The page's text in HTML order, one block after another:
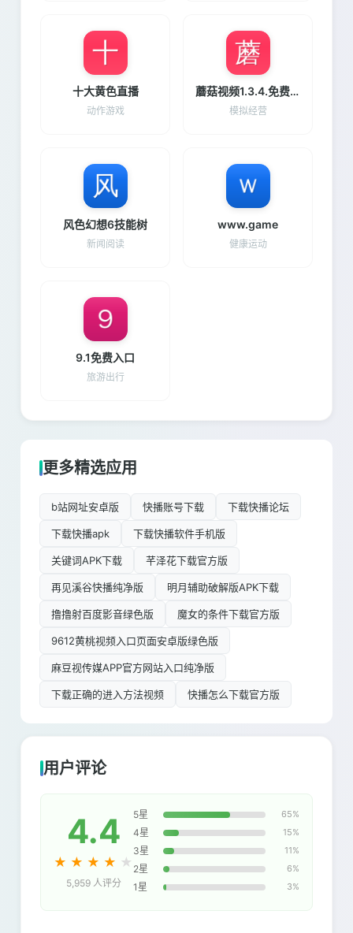
十大黄色直播
动作游戏
蘑菇视频1.3.4.免费版
模拟经营
风色幻想6技能树
新闻阅读
www.game
健康运动
9.1免费入口
旅游出行
更多精选应用
b站网址安卓版 快播账号下载 下载快播论坛
下载快播apk 下载快播软件手机版
关键词APK下载 芊泽花下载官方版
再见溪谷快播纯净版 明月辅助破解版APK下载
撸撸射百度影音绿色版 魔女的条件下载官方版
9612黄桃视频入口页面安卓版绿色版
麻豆视传媒APP官方网站入口纯净版
下载正确的进入方法视频 快播怎么下载官方版
用户评论
4.4
★ ★ ★ ★ ★
5,959 人评分
5星 65%
4星 15%
3星 11%
2星 6%
1星 3%